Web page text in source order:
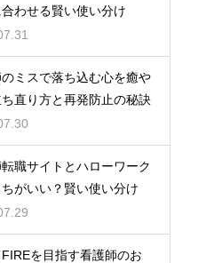
わせる賢い使い分け
ミスで落ち込む心を癒や
直り方と再発防止の秘訣
職サイトとハローワーク
がいい？賢い使い分け
を目指す看護師のお